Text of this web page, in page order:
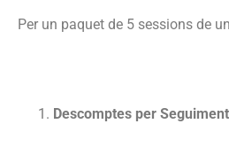
Per un paquet de 5 sessions de
Descomptes per